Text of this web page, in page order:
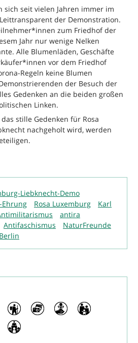
sich seit vielen Jahren immer im
der Demonstration.
zum Friedhof der
Jahr nur wenige Nelken
Alle Blumenläden, Geschäfte
vor dem Friedhof
Regeln keine Blumen
der Besuch der
Gedenken an die beiden großen
Linken.
stille Gedenken für Rosa
nachgeholt wird, werden
Liebknecht-Demo
Ehrung
Rosa Luxemburg
Karl
antira
Antifaschismus
NaturFreunde
Berlin